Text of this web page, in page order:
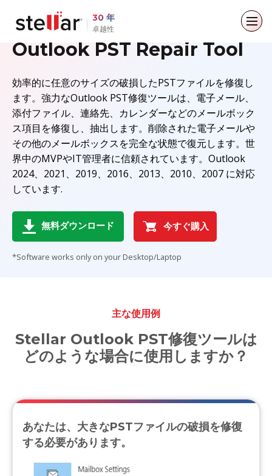
30 年
卓越性
メインメニューに戻る
個人向け
データ復旧
ファイル修復
データ消去
メインメニューに戻る
ビジネス向け
メール修復
メール変換ツール
メール移行
データ消去
メインメニューに戻る
概要
会社
リーダーシップ
メディア報道
キャリア
メインメニューに戻る
リソース
事例研究
ブログ
記事
STELLAR ®REPAIR FOR OUTLOOK
Outlook PST Repair Tool
効率的に任意のサイズの破損したPSTファイルを修復し
ます。強力なOutlook PST修復ツールは、電子メール、
添付ファイル、連絡先、カレンダーなどのメールボック
ス項目を修復し、抽出します。削除された電子メールや
その他のメールボックスを完全な状態で復元します。世
界中のMVPやIT管理者に信頼されています。Outlook
2024、2021、2019、2016、2013、2010、2007 に対応
しています.
無料ダウンロード 今すぐ購入
*Software works only on your Desktop/Laptop
主な使用例
Stellar Outlook PST修復ツールは
どのような場合に使用しますか？
あなたは、大きなPSTファイルの破損を修復
する必要があります。